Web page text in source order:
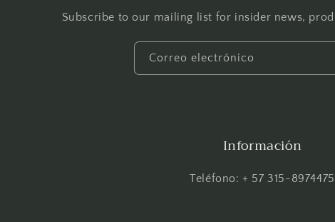
Subscribe to our mailing list for insider news,
Correo electrónico
Información
Teléfono: + 57 315-8974475